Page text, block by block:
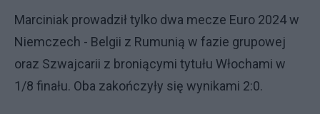
Marciniak prowadził tylko dwa mecze Euro 2024 w
Niemczech - Belgii z Rumunią w fazie grupowej
oraz Szwajcarii z broniącymi tytułu Włochami w
1/8 finału. Oba zakończyły się wynikami 2:0.